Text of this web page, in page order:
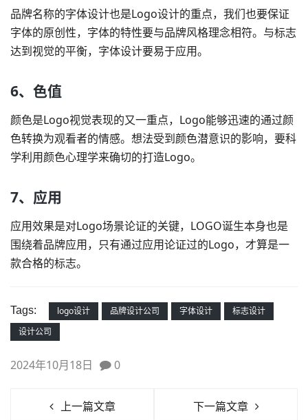
品牌名称的字体设计也是Logo设计的重点，我们也要保证
字体的原创性，字体的特性要与品牌风格理念相符。与标志
达到视觉的平衡，字体设计要易于应用。
6、色值
颜色是Logo视觉表现的又一重点，Logo能够迅速的通过颜
色转换为观看者的情感。想法受到颜色潜意识的影响，要科
学利用颜色心理学来确切的打造Logo。
7、应用
应用效果是对Logo场景论证的关键，LOGO诞生本身也是
围绕着品牌应用，只有通过应用论证过的Logo，才算是一
款合格的标志。
Tags: logo设计 品牌设计公司 字体设计
标志设计
设计公司
2024年10月18日 0
上一篇文章 下一篇文章